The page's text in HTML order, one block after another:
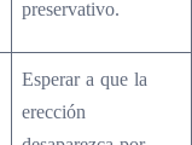
preservativo.
Esperar a que la
erección